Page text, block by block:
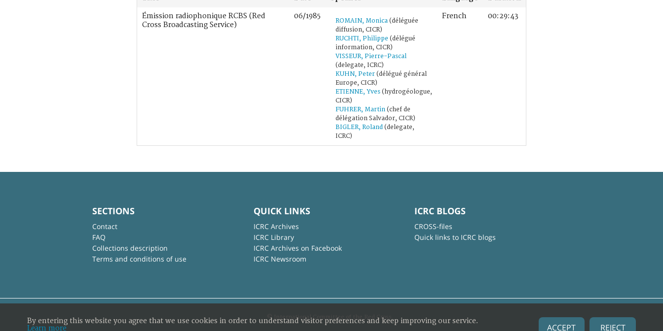
Émission radiophonique RCBS (Red
Cross Broadcasting Service)
06/1985
ROMAIN, Monica (déléguée
diffusion, CICR)
RUCHTI, Philippe (délégué
information, CICR)
VISSEUR, Pierre-Pascal
(delegate, ICRC)
KUHN, Peter (délégué général
Europe, CICR)
ETIENNE, Yves (hydrogéologue,
CICR)
FUHRER, Martin (chef de
délégation Salvador, CICR)
BIGLER, Roland (delegate,
ICRC)
French 00:29:43
SECTIONS
Contact
FAQ
Collections description
Terms and conditions of use
QUICK LINKS
ICRC Archives
ICRC Library
ICRC Archives on Facebook
ICRC Newsroom
ICRC BLOGS
CROSS-files
Quick links to ICRC blogs
© International Committee of the Red Cross
By entering this website you agree that we use cookies in order to understand visitor preferences and keep improving our service.
Learn more
ACCEPT REJECT